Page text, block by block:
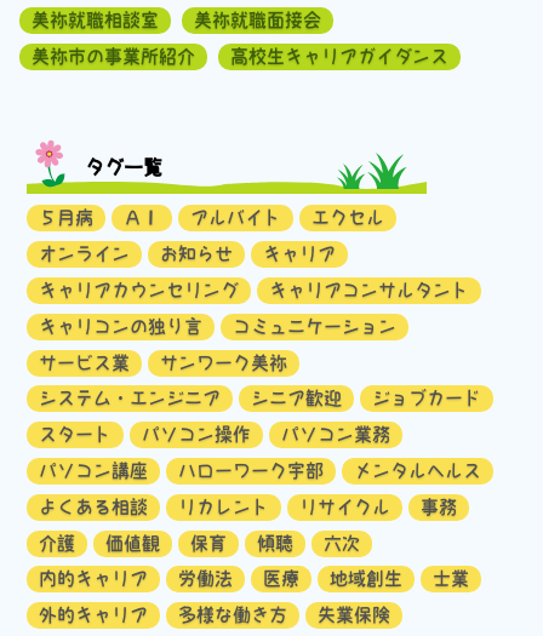
美祢就職相談室
美祢就職面接会
美祢市の事業所紹介
高校生キャリアガイダンス
タグ一覧
５月病 ＡＩ アルバイト
エクセル
オンライン
お知らせ
キャリア
キャリアカウンセリング
キャリアコンサルタント
キャリコンの独り言
コミュニケーション
サービス業
サンワーク美祢
システム・エンジニア
シニア歓迎
ジョブカード
スタート
パソコン操作
パソコン業務
パソコン講座
ハローワーク宇部
メンタルヘルス
よくある相談
リカレント リサイクル
事務
介護
価値観 保育 傾聴
六次
内的キャリア
労働法 医療 地域創生
士業
外的キャリア
多様な働き方
失業保険